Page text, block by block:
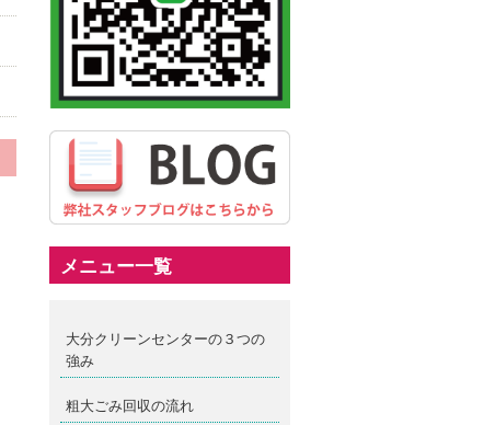
メニュー一覧
大分クリーンセンターの３つの
強み
粗大ごみ回収の流れ